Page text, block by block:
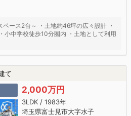
ース2台～ ・土地約46坪の広々設計 ・
小中学校徒歩10分圏内 ・土地として利用
て
2,000万円
3LDK / 1983年
埼玉県富士見市大字水子